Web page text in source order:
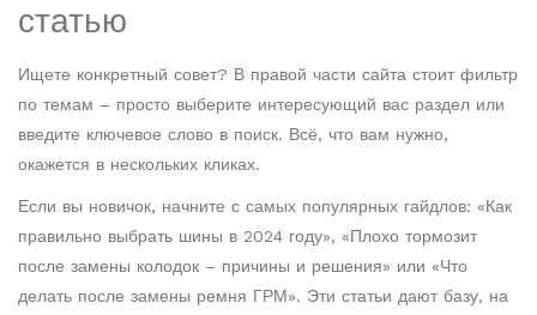
статью
Ищете конкретный совет? В правой части сайта стоит фильтр
по темам – просто выберите интересующий вас раздел или
введите ключевое слово в поиск. Всё, что вам нужно,
окажется в нескольких кликах.
Если вы новичок, начните с самых популярных гайдлов: «Как
правильно выбрать шины в 2024 году», «Плохо тормозит
после замены колодок – причины и решения» или «Что
делать после замены ремня ГРМ». Эти статьи дают базу, на